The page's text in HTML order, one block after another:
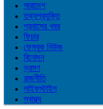
সারাদেশ
তথ্যপ্রযুক্তি
প্রবাসের খবর
ফিচার
ফেসবুক নিউজ
বিনোদন
ভ্রমণ
রাজনীতি
লাইফস্টাইল
স্বাস্থ্য